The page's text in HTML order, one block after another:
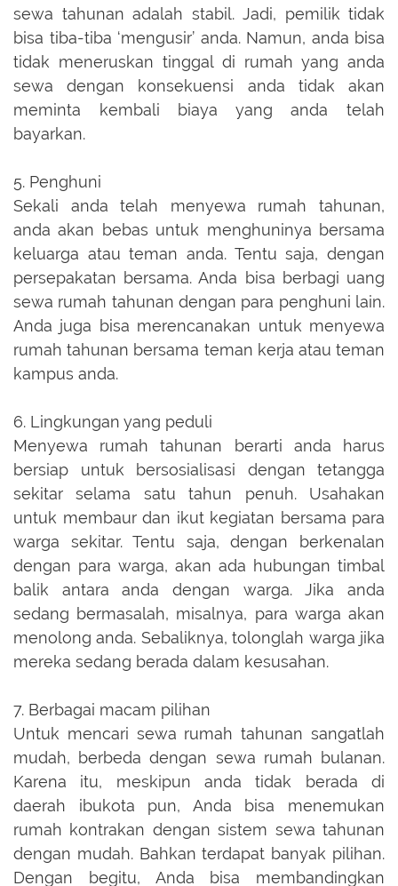
sewa tahunan adalah stabil. Jadi, pemilik tidak
bisa tiba-tiba ‘mengusir’ anda. Namun, anda bisa
tidak meneruskan tinggal di rumah yang anda
sewa dengan konsekuensi anda tidak akan
meminta kembali biaya yang anda telah
bayarkan.
5. Penghuni
Sekali anda telah menyewa rumah tahunan,
anda akan bebas untuk menghuninya bersama
keluarga atau teman anda. Tentu saja, dengan
persepakatan bersama. Anda bisa berbagi uang
sewa rumah tahunan dengan para penghuni lain.
Anda juga bisa merencanakan untuk menyewa
rumah tahunan bersama teman kerja atau teman
kampus anda.
6. Lingkungan yang peduli
Menyewa rumah tahunan berarti anda harus
bersiap untuk bersosialisasi dengan tetangga
sekitar selama satu tahun penuh. Usahakan
untuk membaur dan ikut kegiatan bersama para
warga sekitar. Tentu saja, dengan berkenalan
dengan para warga, akan ada hubungan timbal
balik antara anda dengan warga. Jika anda
sedang bermasalah, misalnya, para warga akan
menolong anda. Sebaliknya, tolonglah warga jika
mereka sedang berada dalam kesusahan.
7. Berbagai macam pilihan
Untuk mencari sewa rumah tahunan sangatlah
mudah, berbeda dengan sewa rumah bulanan.
Karena itu, meskipun anda tidak berada di
daerah ibukota pun, Anda bisa menemukan
rumah kontrakan dengan sistem sewa tahunan
dengan mudah. Bahkan terdapat banyak pilihan.
Dengan begitu, Anda bisa membandingkan